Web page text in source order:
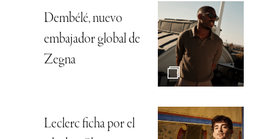
Dembélé, nuevo
embajador global de
Zegna
Leclerc ficha por el